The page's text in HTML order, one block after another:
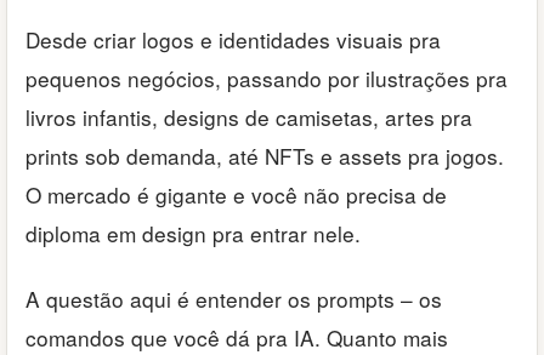
Desde criar logos e identidades visuais pra
pequenos negócios, passando por ilustrações pra
livros infantis, designs de camisetas, artes pra
prints sob demanda, até NFTs e assets pra jogos.
O mercado é gigante e você não precisa de
diploma em design pra entrar nele.
A questão aqui é entender os prompts – os
comandos que você dá pra IA. Quanto mais